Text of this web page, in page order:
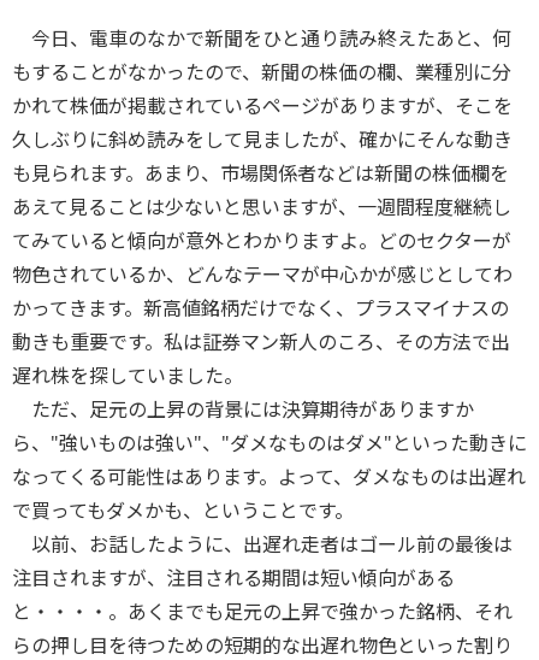
今日、電車のなかで新聞をひと通り読み終えたあと、何
もすることがなかったので、新聞の株価の欄、業種別に分
かれて株価が掲載されているページがありますが、そこを
久しぶりに斜め読みをして見ましたが、確かにそんな動き
も見られます。あまり、市場関係者などは新聞の株価欄を
あえて見ることは少ないと思いますが、一週間程度継続し
てみていると傾向が意外とわかりますよ。どのセクターが
物色されているか、どんなテーマが中心かが感じとしてわ
かってきます。新高値銘柄だけでなく、プラスマイナスの
動きも重要です。私は証券マン新人のころ、その方法で出
遅れ株を探していました。
ただ、足元の上昇の背景には決算期待がありますか
ら、"強いものは強い"、"ダメなものはダメ"といった動きに
なってくる可能性はあります。よって、ダメなものは出遅れ
で買ってもダメかも、ということです。
以前、お話したように、出遅れ走者はゴール前の最後は
注目されますが、注目される期間は短い傾向がある
と・・・・。あくまでも足元の上昇で強かった銘柄、それ
らの押し目を待つための短期的な出遅れ物色といった割り